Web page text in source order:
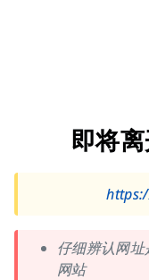
即将
仔细辨认网
网站